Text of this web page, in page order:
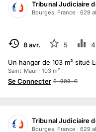
Tribunal Judiciaire
Bourges, France · 629
TERMINÉ8 avr. 5
Un hangar de 103 m² situé
Saint-Maur · 103 m²
Se Connecter 5 000 €
Tribunal Judiciaire
Bourges, France · 629